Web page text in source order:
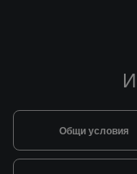
Общи условия